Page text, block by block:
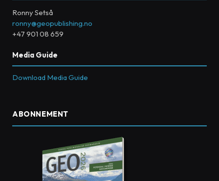
Ronny Setså
ronny@geopublishing.no
+47 901 08 659
Media Guide
Download Media Guide
ABONNEMENT